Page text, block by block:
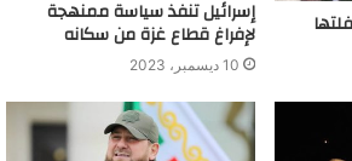
السودان يضع خطة طوارئ لمواجهة
مناسيب النيل الأزرق
إسرائيل تنفذ سياسة ممنهجة
لإفراغ قطاع غزة من سكانه
10 ديسمبر، 2023